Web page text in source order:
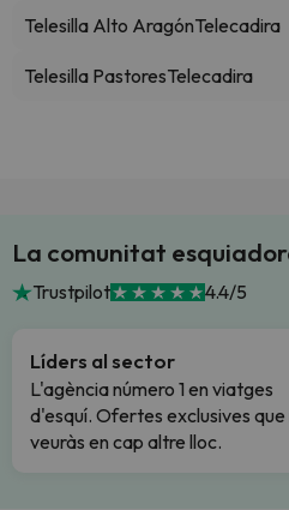
Telesilla Alto AragónTelecadira
Telesilla PastoresTelecadira
La comunitat
Trustpilot 4.4/5
Líders al sector
L'agència número 1 en viatges
d'esquí. Ofertes exclusives que
veuràs en cap altre lloc.